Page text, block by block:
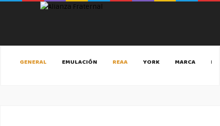
GENERAL EMULACIÓN REAA YORK MARCA